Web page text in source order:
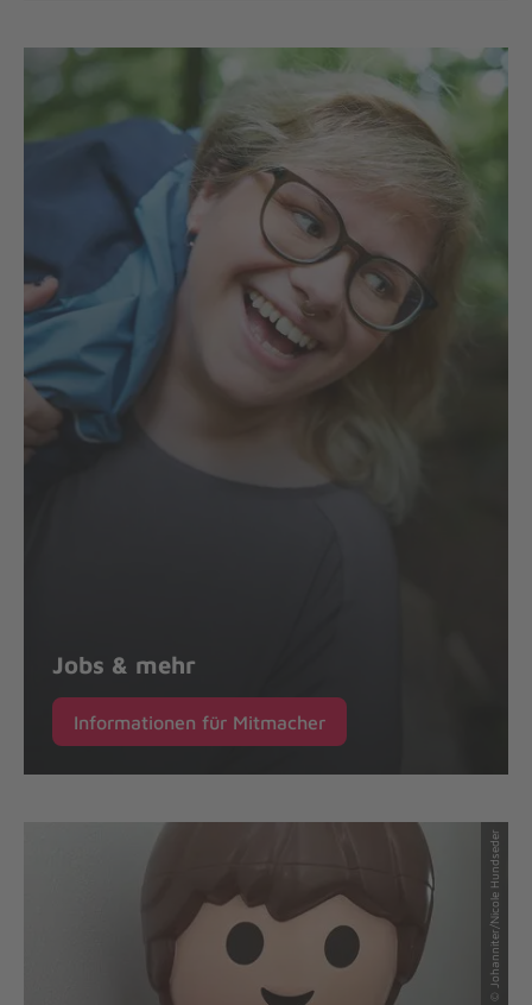
Jobs & mehr
Informationen für Mitmacher
© Johanniter/Nicole Hundseder